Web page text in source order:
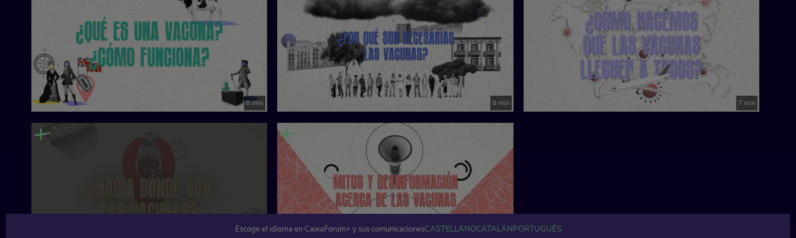
8 min 9 min 7 min
Escoge el idioma en CaixaForum+ y sus comunicacionesCASTELLANOCATALÁNPORTUGUÉS